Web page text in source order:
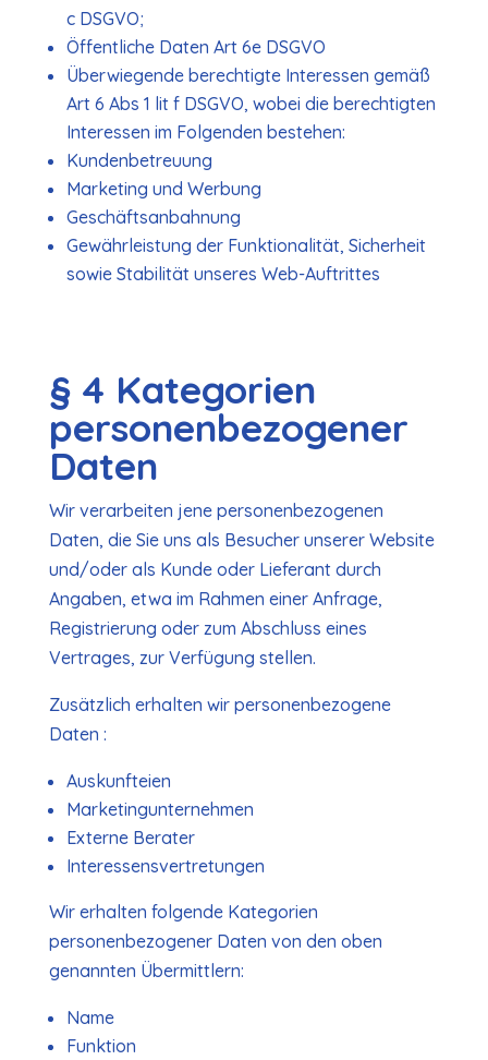
c DSGVO;
Öffentliche Daten Art 6e DSGVO
Überwiegende berechtigte Interessen gemäß
Art 6 Abs 1 lit f DSGVO, wobei die berechtigten
Interessen im Folgenden bestehen:
Kundenbetreuung
Marketing und Werbung
Geschäftsanbahnung
Gewährleistung der Funktionalität, Sicherheit
sowie Stabilität unseres Web-Auftrittes
§ 4 Kategorien
personenbezogener
Daten
Wir verarbeiten jene personenbezogenen
Daten, die Sie uns als Besucher unserer Website
und/oder als Kunde oder Lieferant durch
Angaben, etwa im Rahmen einer Anfrage,
Registrierung oder zum Abschluss eines
Vertrages, zur Verfügung stellen.
Zusätzlich erhalten wir personenbezogene
Daten :
Auskunfteien
Marketingunternehmen
Externe Berater
Interessensvertretungen
Wir erhalten folgende Kategorien
personenbezogener Daten von den oben
genannten Übermittlern:
Name
Funktion